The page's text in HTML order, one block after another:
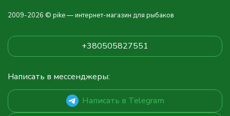
2009-2026 © pike — интернет-магазин для рыбаков
+380505827551
Написать в мессенджеры:
Написать в Telegram